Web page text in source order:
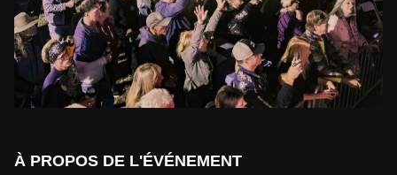
À PROPOS DE L'ÉVÉNEMENT